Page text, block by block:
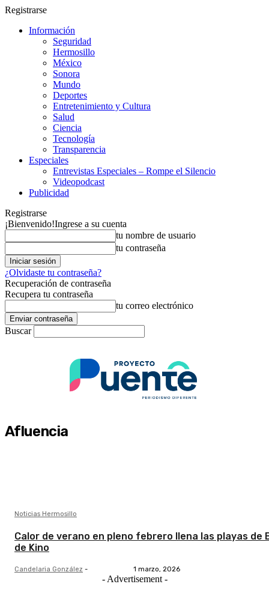
Registrarse
Información
Seguridad
Hermosillo
México
Sonora
Mundo
Deportes
Entretenimiento y Cultura
Salud
Ciencia
Tecnología
Transparencia
Especiales
Entrevistas Especiales – Rompe el Silencio
Videopodcast
Publicidad
Registrarse
¡Bienvenido!Ingrese a su cuenta
tu nombre de usuario
tu contraseña
¿Olvidaste tu contraseña?
Recuperación de contraseña
Recupera tu contraseña
tu correo electrónico
Buscar
Afluencia
Noticias Hermosillo
Calor de verano en pleno febrero llena las playas de
de Kino
Candelaria González - 1 marzo, 2026
- Advertisement -